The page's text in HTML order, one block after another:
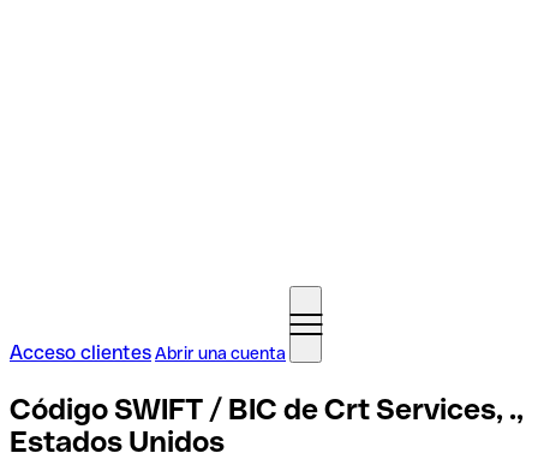
Acceso clientesAbrir una cuenta
Código SWIFT / BIC de Crt Services, .,
Estados Unidos